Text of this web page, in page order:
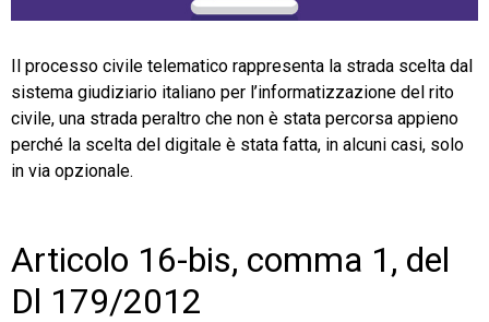
TeamSystem Corporate
TeamSystem Store
Il processo civile telematico rappresenta la strada scelta dal
sistema giudiziario italiano per l’informatizzazione del rito
civile, una strada peraltro che non è stata percorsa appieno
perché la scelta del digitale è stata fatta, in alcuni casi, solo
in via opzionale.
Articolo 16-bis, comma 1, del
Dl 179/2012